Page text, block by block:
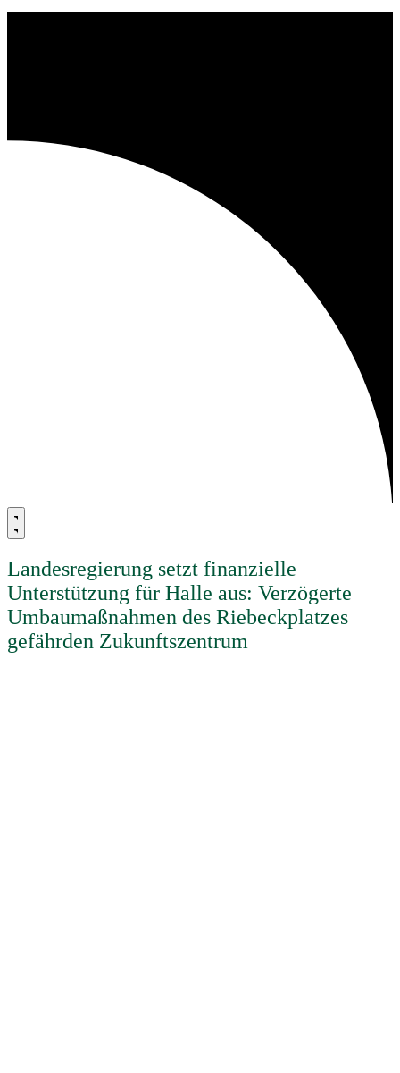
Landesregierung setzt finanzielle
Unterstützung für Halle aus: Verzögerte
Umbaumaßnahmen des Riebeckplatzes
gefährden Zukunftszentrum